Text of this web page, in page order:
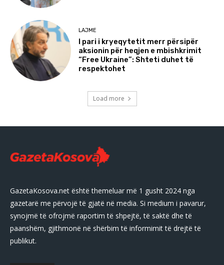
LAJME
I pari i kryeqytetit merr përsipër
aksionin për heqjen e mbishkrimit
“Free Ukraine”: Shteti duhet të
respektohet
Load more
GazetaKosova.net është themeluar më 1 gusht 2024 nga
gazetarë me përvojë të gjatë në media. Si medium i pavarur,
synojmë të ofrojmë raportim të shpejtë, të saktë dhe të
paanshëm, gjithmonë në shërbim të informimit të drejtë të
publikut.